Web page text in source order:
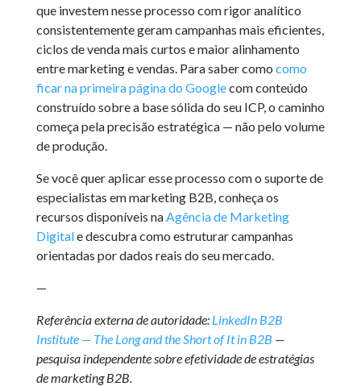
que investem nesse processo com rigor analítico
consistentemente geram campanhas mais eficientes,
ciclos de venda mais curtos e maior alinhamento
entre marketing e vendas. Para saber como como
ficar na primeira página do Googlecom conteúdo
construído sobre a base sólida do seu ICP, o caminho
começa pela precisão estratégica — não pelo volume
de produção.
Se você quer aplicar esse processo com o suporte de
especialistas em marketing B2B, conheça os
recursos disponíveis naAgência de Marketing
Digitale descubra como estruturar campanhas
orientadas por dados reais do seu mercado.
—
Referência externa de autoridade: LinkedIn B2B
Institute — The Long and the Short of It in B2B —
pesquisa independente sobre efetividade de estratégias
de marketing B2B.